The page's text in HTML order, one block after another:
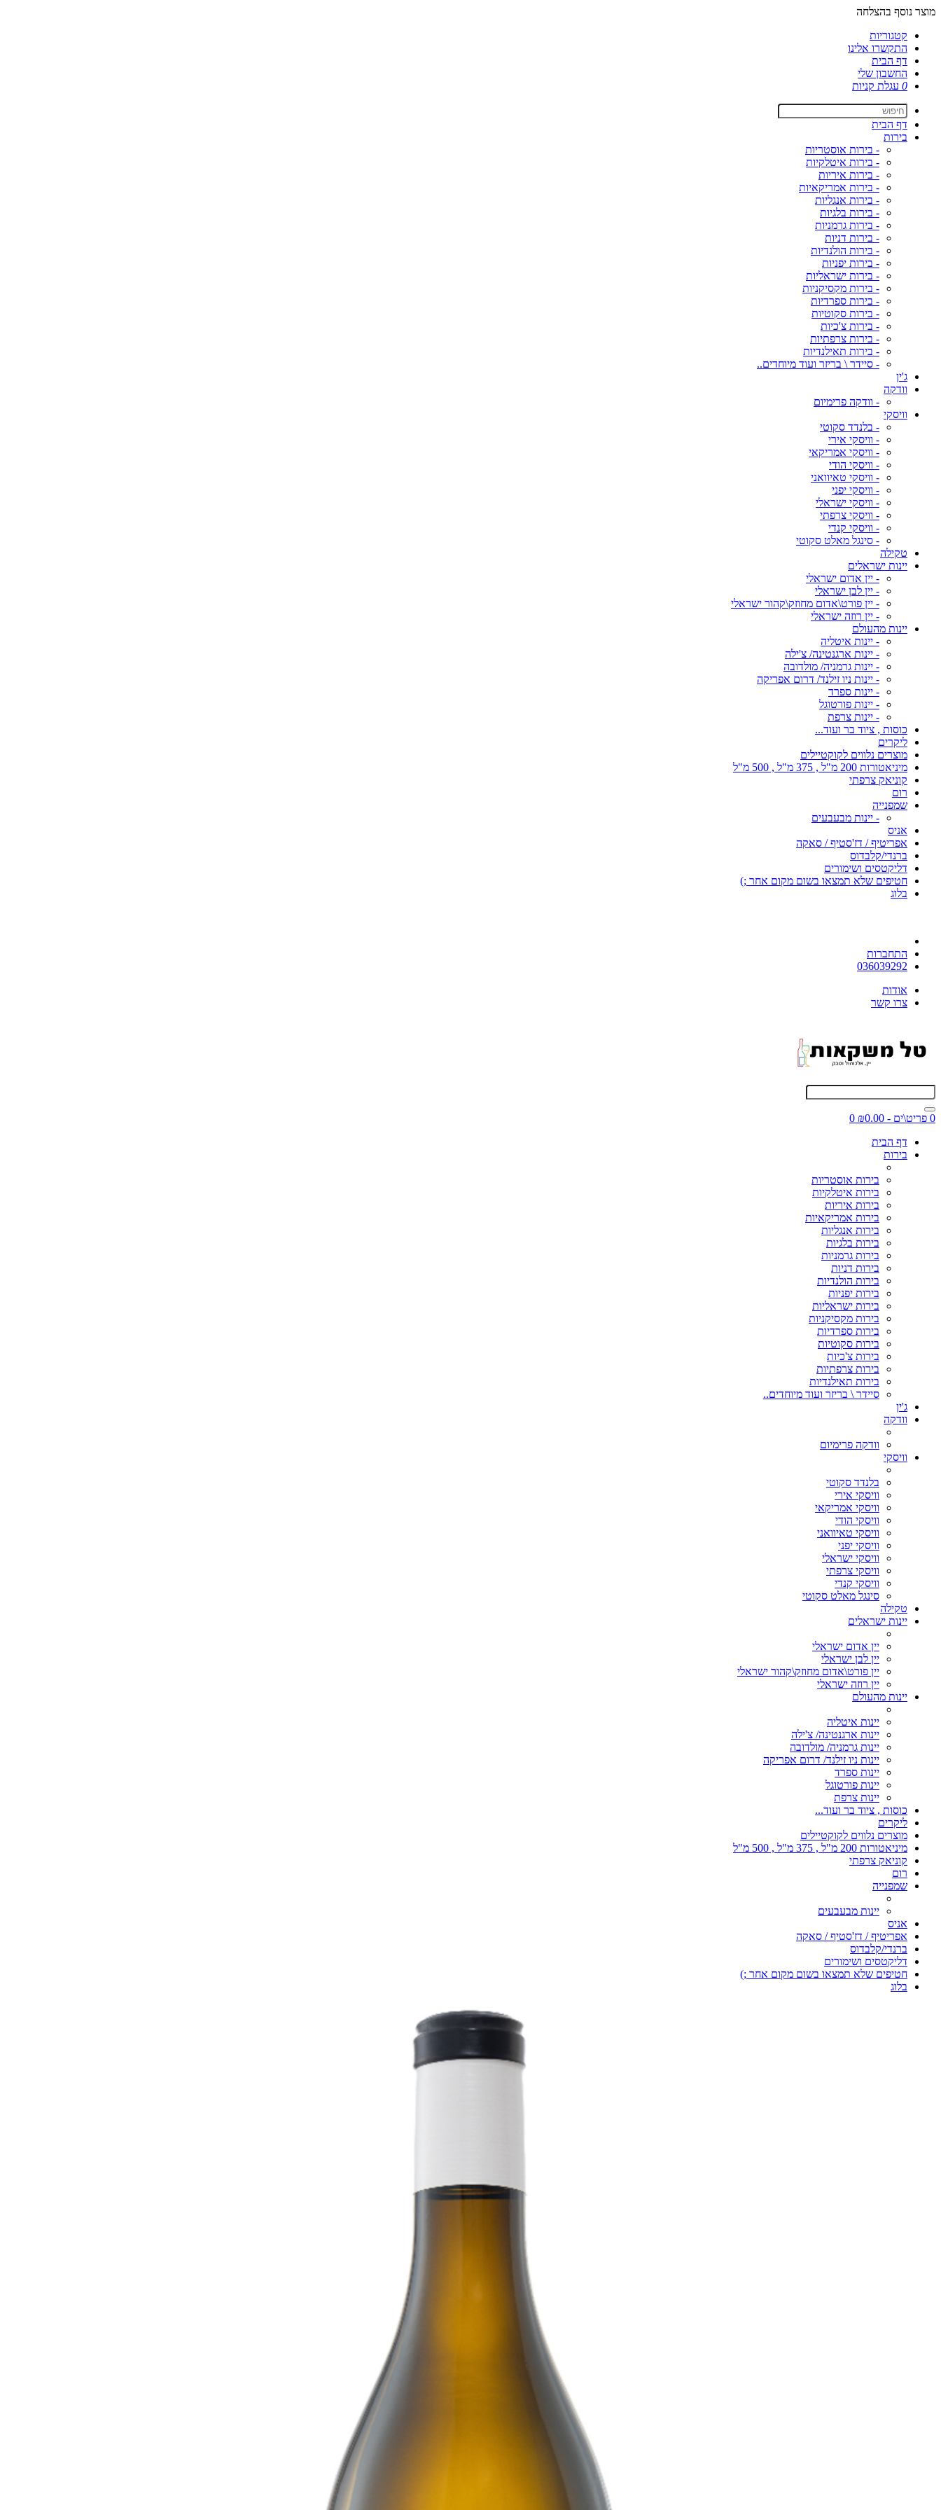
מוצר נוסף בהצלחה
קטגוריות
התקשרו אלינו
דף הבית
החשבון שלי
0 עגלת קניות
דף הבית
בירות
- בירות אוסטריות
- בירות איטלקיות
- בירות איריות
- בירות אמריקאיות
- בירות אנגליות
- בירות בלגיות
- בירות גרמניות
- בירות דניות
- בירות הולנדיות
- בירות יפניות
- בירות ישראליות
- בירות מקסיקניות
- בירות ספרדיות
- בירות סקוטיות
- בירות צ'כיות
- בירות צרפתיות
- בירות תאילנדיות
- סיידר \ בריזר ועוד מיוחדים..
ג'ין
וודקה
- וודקה פרימיום
וויסקי
- בלנדד סקוטי
- וויסקי אירי
- וויסקי אמריקאי
- וויסקי הודי
- וויסקי טאיוואני
- וויסקי יפני
- וויסקי ישראלי
- וויסקי צרפתי
- וויסקי קנדי
- סינגל מאלט סקוטי
טקילה
יינות ישראלים
- יין אדום ישראלי
- יין לבן ישראלי
- יין פורט\אדום מחוזק\קהור ישראלי
- יין רוזה ישראלי
יינות מהעולם
- יינות איטליה
- יינות ארגנטינה/ צ'ילה
- יינות גרמניה/ מולדובה
- יינות ניו זילנד/ דרום אפריקה
- יינות ספרד
- יינות פורטוגל
- יינות צרפת
כוסות , ציוד בר ועוד...
ליקרים
מוצרים נלווים לקוקטיילים
מיניאטורות 200 מ"ל , 375 מ"ל , 500 מ"ל
קוניאק צרפתי
רום
שמפנייה
- יינות מבעבעים
אניס
אפריטיף / דז'סטיף / סאקה
ברנדי/קלבדוס
דליקטסים ושימורים
חטיפים שלא תמצאו בשום מקום אחר ;)
בלוג
התחברות
036039292
אודות
צרו קשר
0 פריט\ים - ₪0.00
0
דף הבית
בירות
בירות אוסטריות
בירות איטלקיות
בירות איריות
בירות אמריקאיות
בירות אנגליות
בירות בלגיות
בירות גרמניות
בירות דניות
בירות הולנדיות
בירות יפניות
בירות ישראליות
בירות מקסיקניות
בירות ספרדיות
בירות סקוטיות
בירות צ'כיות
בירות צרפתיות
בירות תאילנדיות
סיידר \ בריזר ועוד מיוחדים..
ג'ין
וודקה
וודקה פרימיום
וויסקי
בלנדד סקוטי
וויסקי אירי
וויסקי אמריקאי
וויסקי הודי
וויסקי טאיוואני
וויסקי יפני
וויסקי ישראלי
וויסקי צרפתי
וויסקי קנדי
סינגל מאלט סקוטי
טקילה
יינות ישראלים
יין אדום ישראלי
יין לבן ישראלי
יין פורט\אדום מחוזק\קהור ישראלי
יין רוזה ישראלי
יינות מהעולם
יינות איטליה
יינות ארגנטינה/ צ'ילה
יינות גרמניה/ מולדובה
יינות ניו זילנד/ דרום אפריקה
יינות ספרד
יינות פורטוגל
יינות צרפת
כוסות , ציוד בר ועוד...
ליקרים
מוצרים נלווים לקוקטיילים
מיניאטורות 200 מ"ל , 375 מ"ל , 500 מ"ל
קוניאק צרפתי
רום
שמפנייה
יינות מבעבעים
אניס
אפריטיף / דז'סטיף / סאקה
ברנדי/קלבדוס
דליקטסים ושימורים
חטיפים שלא תמצאו בשום מקום אחר ;)
בלוג